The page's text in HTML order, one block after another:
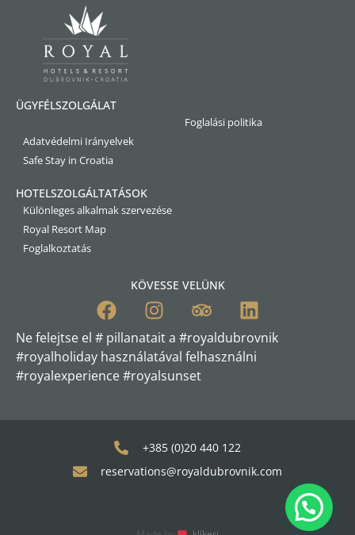
ÜGYFÉLSZOLGÁLAT
Foglalási politika
Adatvédelmi Irányelvek
Safe Stay in Croatia
HOTELSZOLGÁLTATÁSOK
Különleges alkalmak szervezése
Royal Resort Map
Foglalkoztatás
KÖVESSE VELÜNK
Ne felejtse el # pillanatait a #royaldubrovnik
#royalholiday használatával felhasználni
#royalexperience #royalsunset
+385 (0)20 440 122
reservations@royaldubrovnik.com